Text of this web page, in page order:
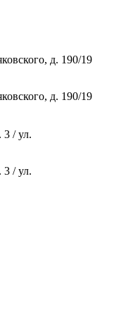
д. 190/19
д. 190/19
3 / ул.
3 / ул.